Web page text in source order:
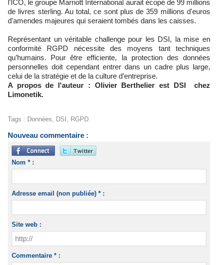
l'ICO, le groupe Marriott International aurait écopé de 99 millions
de livres sterling. Au total, ce sont plus de 359 millions d'euros
d'amendes majeures qui seraient tombés dans les caisses.
Représentant un véritable challenge pour les DSI, la mise en
conformité RGPD nécessite des moyens tant techniques
qu’humains. Pour être efficiente, la protection des données
personnelles doit cependant entrer dans un cadre plus large,
celui de la stratégie et de la culture d’entreprise.
A propos de l'auteur : Olivier Berthelier est DSI chez
Limonetik.
Tags : Données DSI RGPD
Nouveau commentaire :
Nom * :
Adresse email (non publiée) * :
Site web :
Commentaire * :